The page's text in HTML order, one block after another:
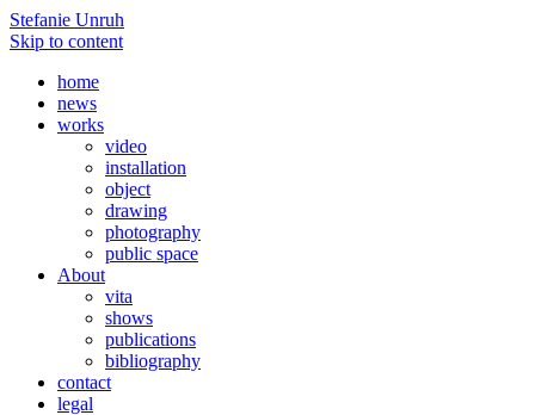
Stefanie Unruh
Skip to content
home
news
works
video
installation
object
drawing
photography
public space
About
vita
shows
publications
bibliography
contact
legal